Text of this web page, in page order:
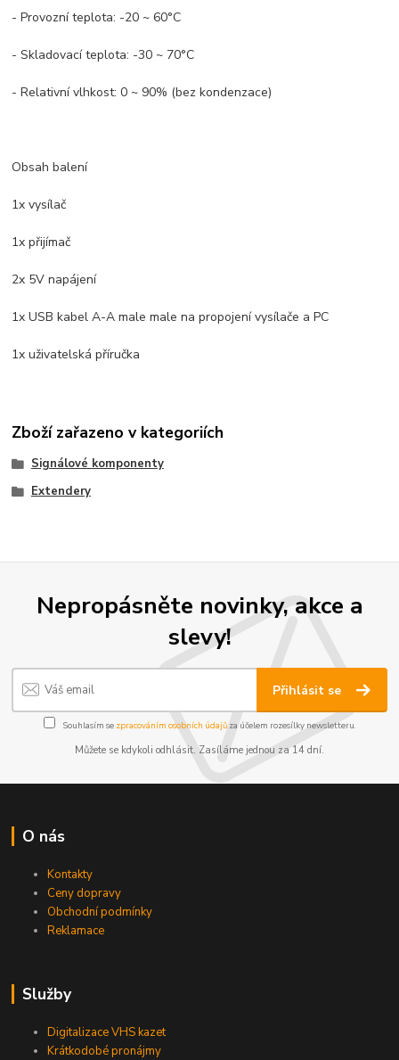
- Provozní teplota: -20 ~ 60°C
- Skladovací teplota: -30 ~ 70°C
- Relativní vlhkost: 0 ~ 90% (bez kondenzace)
Obsah balení
1x vysílač
1x přijímač
2x 5V napájení
1x USB kabel A-A male male na propojení vysílače a PC
1x uživatelská příručka
Zboží zařazeno v kategoriích
Signálové komponenty
Extendery
Nepropásněte novinky, akce a
slevy!
Přihlásit se
Souhlasím se zpracováním osobních údajůza účelem rozesílky newsletteru.
Můžete se kdykoli odhlásit. Zasíláme jednou za 14 dní.
O nás
Kontakty
Ceny dopravy
Obchodní podmínky
Reklamace
Služby
Digitalizace VHS kazet
Krátkodobé pronájmy